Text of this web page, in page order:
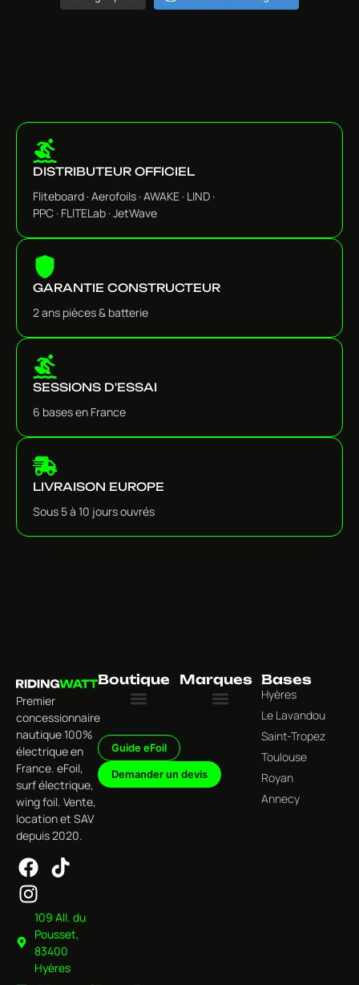
DISTRIBUTEUR OFFICIEL
Fliteboard · Aerofoils · AWAKE · LIND ·
PPC · FLITELab · JetWave
GARANTIE CONSTRUCTEUR
2 ans pièces & batterie
SESSIONS D'ESSAI
6 bases en France
LIVRAISON EUROPE
Sous 5 à 10 jours ouvrés
Premier
concessionnaire
nautique 100%
électrique en
France. eFoil,
surf électrique,
wing foil. Vente,
location et SAV
depuis 2020.
109 All. du
Pousset,
83400
Hyères
Boutique
Guide eFoil
Demander un devis
Marques Bases
Hyères
Le Lavandou
Saint-Tropez
Toulouse
Royan
Annecy